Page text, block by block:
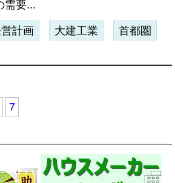
需要...
計画 大建工業 首都圏
7